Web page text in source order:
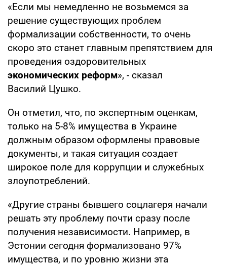
«Если мы немедленно не возьмемся за
решение существующих проблем
формализации собственности, то очень
скоро это станет главным препятствием для
проведения оздоровительных
экономических реформ», - сказал
Василий Цушко.
Он отметил, что, по экспертным оценкам,
только на 5-8% имущества в Украине
должным образом оформлены правовые
документы, и такая ситуация создает
широкое поле для коррупции и служебных
злоупотреблений.
«Другие страны бывшего соцлагеря начали
решать эту проблему почти сразу после
получения независимости. Например, в
Эстонии сегодня формализовано 97%
имущества, и по уровню жизни эта